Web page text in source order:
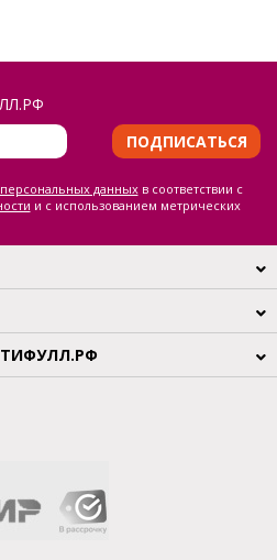
ПОДПИСАТЬСЯ
данныхв соответствии с
и с использованием метрических